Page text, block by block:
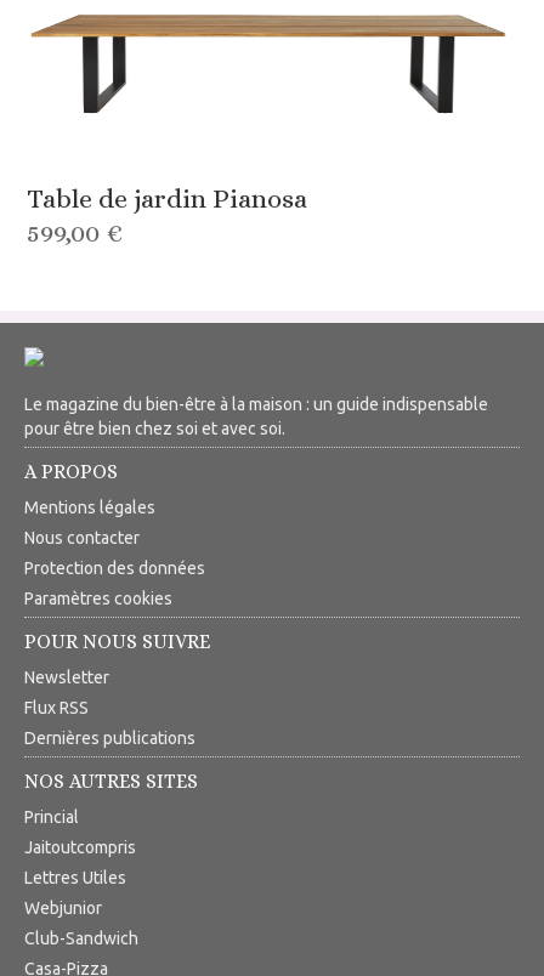
Table de jardin Pianosa
599,00 €
Le magazine du bien-être à la maison : un guide indispensable
pour être bien chez soi et avec soi.
A PROPOS
Mentions légales
Nous contacter
Protection des données
Paramètres cookies
POUR NOUS SUIVRE
Newsletter
Flux RSS
Dernières publications
NOS AUTRES SITES
Princial
Jaitoutcompris
Lettres Utiles
Webjunior
Club-Sandwich
Casa-Pizza